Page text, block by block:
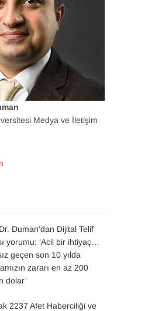
Medya ve İletişim
Duman’dan Dijital Telif
yorumu: ‘Acil bir ihtiyaç…
geçen son 10 yılda
zararı en az 200
dolar’
2237 Afet Haberciliği ve